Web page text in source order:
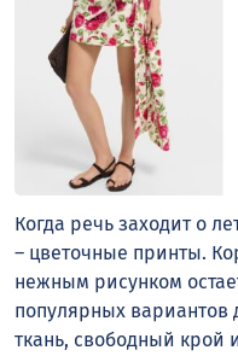
Когда речь заходит о
– цветочные принты.
нежным рисунком
популярных вариантов
ткань, свободный крой